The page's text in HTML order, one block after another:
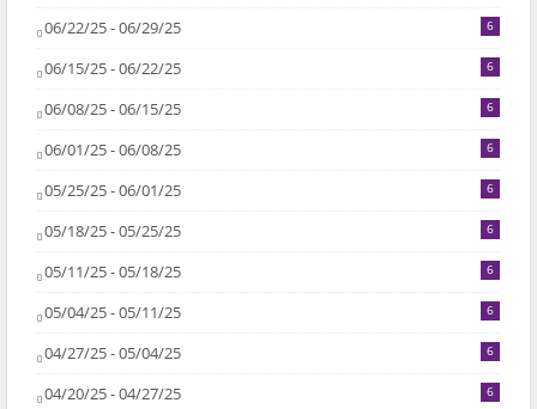
06/22/25 - 06/29/25 6
06/15/25 - 06/22/25 6
06/08/25 - 06/15/25 6
06/01/25 - 06/08/25 6
05/25/25 - 06/01/25 6
05/18/25 - 05/25/25 6
05/11/25 - 05/18/25 6
05/04/25 - 05/11/25 6
04/27/25 - 05/04/25 6
04/20/25 - 04/27/25 6